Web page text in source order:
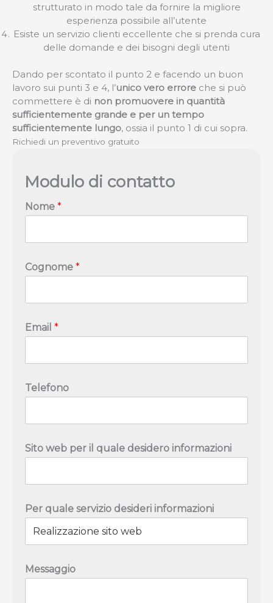
strutturato in modo tale da fornire la migliore
esperienza possibile all’utente
Esiste un servizio clienti eccellente che si prenda cura
delle domande e dei bisogni degli utenti
Dando per scontato il punto 2 e facendo un buon
lavoro sui punti 3 e 4, l’unico vero errore che si può
commettere è di non promuovere in quantità
sufficientemente grande e per un tempo
sufficientemente lungo, ossia il punto 1 di cui sopra.
Richiedi un preventivo gratuito
Modulo di contatto
E
m
S
i
e
b
Nome *
Cognome *
Email *
Telefono
Sito web per il quale desidero informazioni
Per quale servizio desideri informazioni
Messaggio